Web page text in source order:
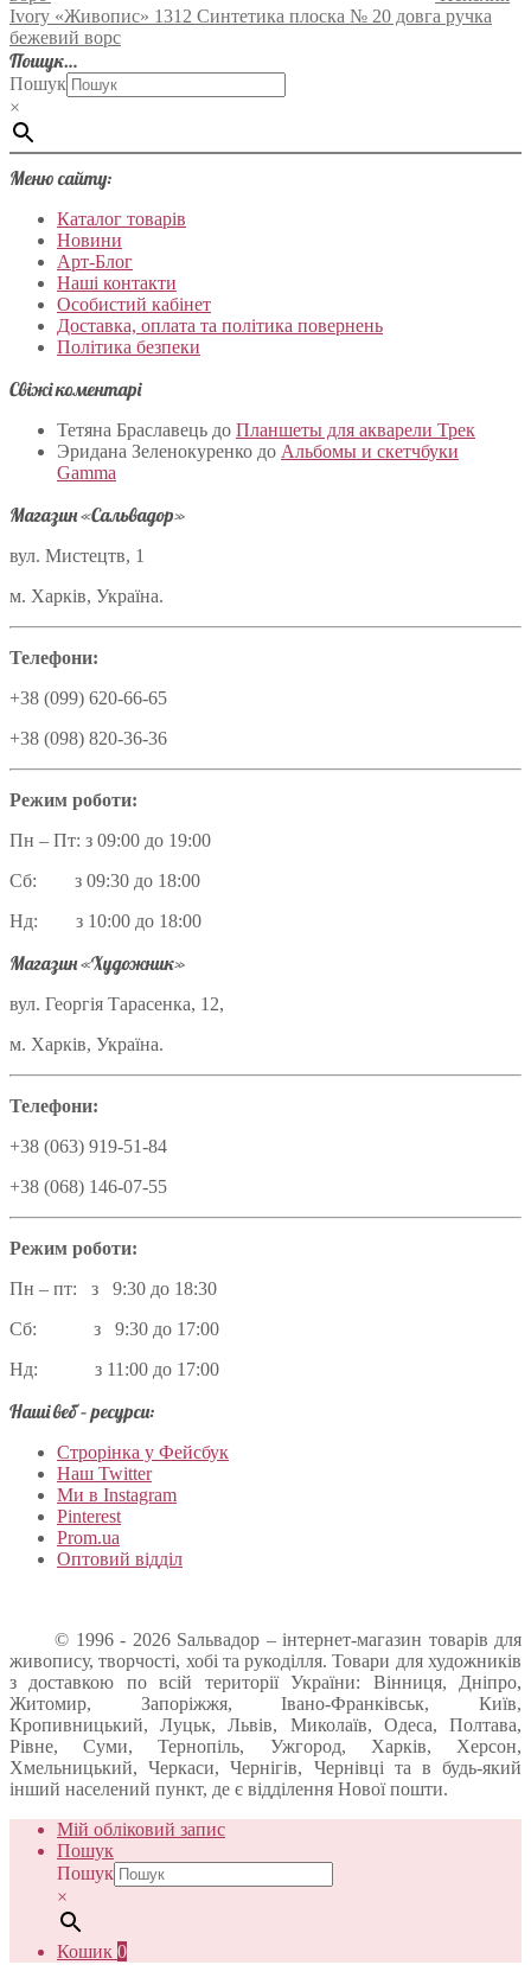
Ivory «Живопис» 1312 Синтетика плоска № 20 довга ручка
бежевий ворс
Пошук…
Пошук
×
Меню сайту:
Каталог товарів
Новини
Арт-Блог
Наші контакти
Особистий кабінет
Доставка, оплата та політика повернень
Політика безпеки
Свіжі коментарі
Тетяна Браславець до Планшеты для акварели Трек
Эридана Зеленокуренко до Альбомы и скетчбуки
Gamma
Магазин «Сальвадор»
вул. Мистецтв, 1
м. Харків, Україна.
Телефони:
+38 (099) 620-66-65
+38 (098) 820-36-36
Режим роботи:
Пн – Пт: з 09:00 до 19:00
Сб: з 09:30 до 18:00
Нд: з 10:00 до 18:00
Магазин «Художник»
вул. Георгія Тарасенка, 12,
м. Харків, Україна.
Телефони:
+38 (063) 919-51-84
+38 (068) 146-07-55
Режим роботи:
Пн – пт: з 9:30 до 18:30
Сб: з 9:30 до 17:00
Нд: з 11:00 до 17:00
Наші веб – ресурси:
Строрінка у Фейсбук
Наш Twitter
Ми в Instagram
Pinterest
Prom.ua
Оптовий відділ
© 1996 - 2026 Sальвадор – інтернет-магазин товарів для
живопису, творчості, хобі та рукоділля. Товари для художників
з доставкою по всій території України: Вінниця, Дніпро,
Житомир, Запоріжжя, Івано-Франківськ, Київ,
Кропивницький, Луцьк, Львів, Миколаїв, Одеса, Полтава,
Рівне, Суми, Тернопіль, Ужгород, Харків, Херсон,
Хмельницький, Черкаси, Чернігів, Чернівці та в будь-який
інший населений пункт, де є відділення Нової пошти.
Мій обліковий запис
Пошук
Пошук
×
Кошик 0